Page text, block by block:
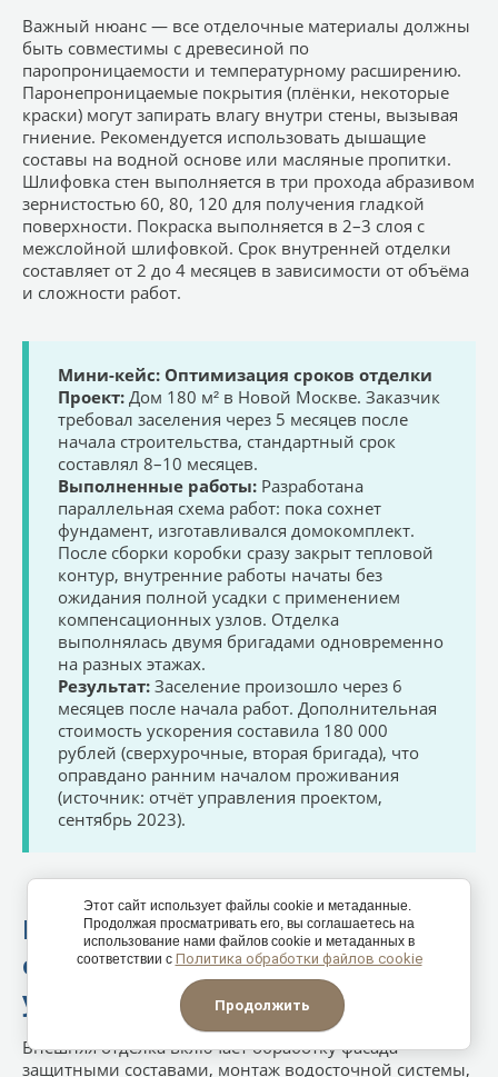
Важный нюанс — все отделочные материалы должны
быть совместимы с древесиной по
паропроницаемости и температурному расширению.
Паронепроницаемые покрытия (плёнки, некоторые
краски) могут запирать влагу внутри стены, вызывая
гниение. Рекомендуется использовать дышащие
составы на водной основе или масляные пропитки.
Шлифовка стен выполняется в три прохода абразивом
зернистостью 60, 80, 120 для получения гладкой
поверхности. Покраска выполняется в 2–3 слоя с
межслойной шлифовкой. Срок внутренней отделки
составляет от 2 до 4 месяцев в зависимости от объёма
и сложности работ.
Мини-кейс: Оптимизация сроков отделки
Проект: Дом 180 м² в Новой Москве. Заказчик
требовал заселения через 5 месяцев после
начала строительства, стандартный срок
составлял 8–10 месяцев.
Выполненные работы: Разработана
параллельная схема работ: пока сохнет
фундамент, изготавливался домокомплект.
После сборки коробки сразу закрыт тепловой
контур, внутренние работы начаты без
ожидания полной усадки с применением
компенсационных узлов. Отделка
выполнялась двумя бригадами одновременно
на разных этажах.
Результат: Заселение произошло через 6
месяцев после начала работ. Дополнительная
стоимость ускорения составила 180 000
рублей (сверхурочные, вторая бригада), что
оправдано ранним началом проживания
(источник: отчёт управления проектом,
сентябрь 2023).
Как происходит внешняя
отделка и благоустройство
участка?
Внешняя отделка включает обработку фасада
защитными составами, монтаж водосточной системы,
Этот сайт использует файлы cookie и метаданные.
Продолжая просматривать его, вы соглашаетесь на
использование нами файлов cookie и метаданных в
соответствии с Политика обработки файлов cookie
Продолжить